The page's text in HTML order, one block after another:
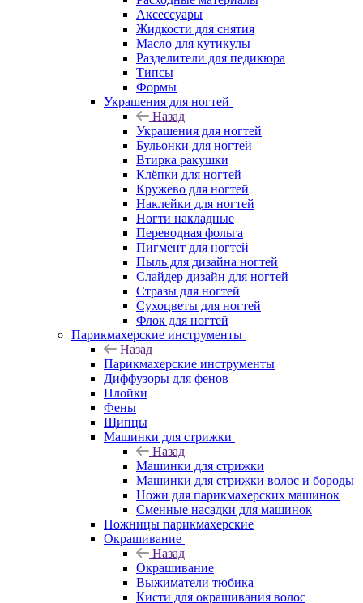
Аксессуары
Жидкости для снятия
Масло для кутикулы
Разделители для педикюра
Типсы
Формы
Украшения для ногтей
Назад
Украшения для ногтей
Бульонки для ногтей
Втирка ракушки
Клёпки для ногтей
Кружево для ногтей
Наклейки для ногтей
Ногти накладные
Переводная фольга
Пигмент для ногтей
Пыль для дизайна ногтей
Слайдер дизайн для ногтей
Стразы для ногтей
Сухоцветы для ногтей
Флок для ногтей
Парикмахерские инструменты
Назад
Парикмахерские инструменты
Диффузоры для фенов
Плойки
Фены
Щипцы
Машинки для стрижки
Назад
Машинки для стрижки
Машинки для стрижки волос и бороды
Ножи для парикмахерских машинок
Сменные насадки для машинок
Ножницы парикмахерские
Окрашивание
Назад
Окрашивание
Выжиматели тюбика
Кисти для окрашивания волос